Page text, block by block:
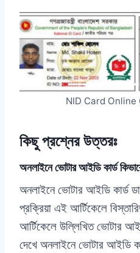
NID Card
কিছু প্রশ্নের উত্তরঃ
অনলাইনে ভোটার আইডি কার্ড
অনলাইনে ভোটার আইডি কার্ড
প্রক্রিয়া এই আর্টিকেলে
আর্টিকেলে উল্লিখিত ভোটার
দেখে অনলাইনে ভোটার আইডি